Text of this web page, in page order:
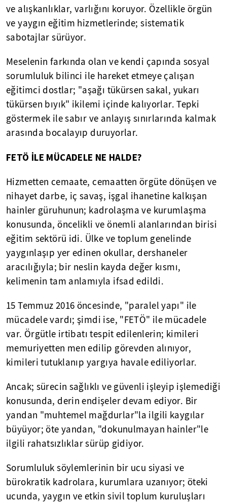
ve alışkanlıklar, varlığını koruyor. Özellikle örgün
ve yaygın eğitim hizmetlerinde; sistematik
sabotajlar sürüyor.
Meselenin farkında olan ve kendi çapında sosyal
sorumluluk bilinci ile hareket etmeye çalışan
eğitimci dostlar; "aşağı tükürsen sakal, yukarı
tükürsen bıyık" ikilemi içinde kalıyorlar. Tepki
göstermek ile sabır ve anlayış sınırlarında kalmak
arasında bocalayıp duruyorlar.
FETÖ İLE MÜCADELE NE HALDE?
Hizmetten cemaate, cemaatten örgüte dönüşen ve
nihayet darbe, iç savaş, işgal ihanetine kalkışan
hainler güruhunun; kadrolaşma ve kurumlaşma
konusunda, öncelikli ve önemli alanlarından birisi
eğitim sektörü idi. Ülke ve toplum genelinde
yaygınlaşıp yer edinen okullar, dershaneler
aracılığıyla; bir neslin kayda değer kısmı,
kelimenin tam anlamıyla ifsad edildi.
15 Temmuz 2016 öncesinde, "paralel yapı" ile
mücadele vardı; şimdi ise, "FETÖ" ile mücadele
var. Örgütle irtibatı tespit edilenlerin; kimileri
memuriyetten men edilip görevden alınıyor,
kimileri tutuklanıp yargıya havale ediliyorlar.
Ancak; sürecin sağlıklı ve güvenli işleyip işlemediği
konusunda, derin endişeler devam ediyor. Bir
yandan "muhtemel mağdurlar"la ilgili kaygılar
büyüyor; öte yandan, "dokunulmayan hainler"le
ilgili rahatsızlıklar sürüp gidiyor.
Sorumluluk söylemlerinin bir ucu siyasi ve
bürokratik kadrolara, kurumlara uzanıyor; öteki
ucunda, yaygın ve etkin sivil toplum kuruluşları